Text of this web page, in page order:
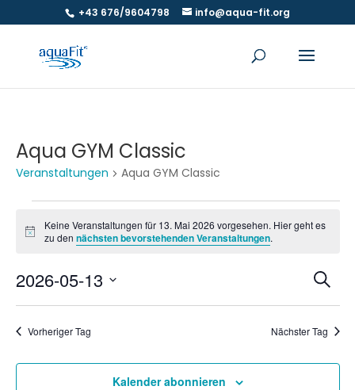
+43 676/9604798 info@aqua-fit.org
Aqua GYM Classic
Veranstaltungen Aqua GYM Classic
Veranstaltungen
für
Mai
2026
Hinweis
Keine Veranstaltungen für 13. Mai 2026 vorgesehen. Hier geht es
zu den nächsten bevorstehenden Veranstaltungen.
Suche
2026-05-13
Vorheriger Tag Nächster Tag
Kalender abonnieren